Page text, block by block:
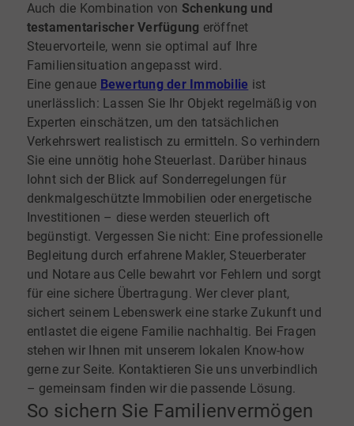
Auch die Kombination von Schenkung und
testamentarischer Verfügung eröffnet
Steuervorteile, wenn sie optimal auf Ihre
Familiensituation angepasst wird.
Eine genaue Bewertung der Immobilie ist
unerlässlich: Lassen Sie Ihr Objekt regelmäßig von
Experten einschätzen, um den tatsächlichen
Verkehrswert realistisch zu ermitteln. So verhindern
Sie eine unnötig hohe Steuerlast. Darüber hinaus
lohnt sich der Blick auf Sonderregelungen für
denkmalgeschützte Immobilien oder energetische
Investitionen – diese werden steuerlich oft
begünstigt. Vergessen Sie nicht: Eine professionelle
Begleitung durch erfahrene Makler, Steuerberater
und Notare aus Celle bewahrt vor Fehlern und sorgt
für eine sichere Übertragung. Wer clever plant,
sichert seinem Lebenswerk eine starke Zukunft und
entlastet die eigene Familie nachhaltig. Bei Fragen
stehen wir Ihnen mit unserem lokalen Know-how
gerne zur Seite. Kontaktieren Sie uns unverbindlich
– gemeinsam finden wir die passende Lösung.
So sichern Sie Familienvermögen